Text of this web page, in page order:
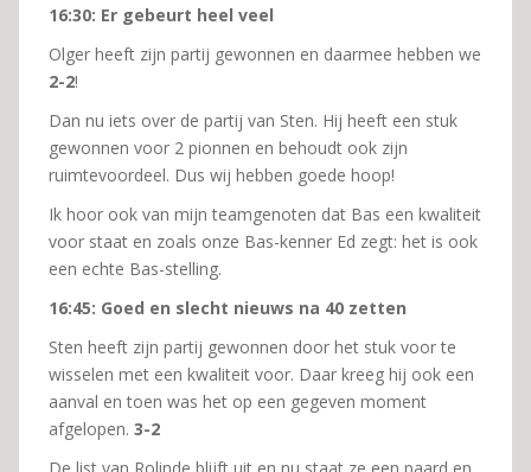
16:30: Er gebeurt heel veel
Olger heeft zijn partij gewonnen en daarmee hebben we
2-2!
Dan nu iets over de partij van Sten. Hij heeft een stuk
gewonnen voor 2 pionnen en behoudt ook zijn
ruimtevoordeel. Dus wij hebben goede hoop!
Ik hoor ook van mijn teamgenoten dat Bas een kwaliteit
voor staat en zoals onze Bas-kenner Ed zegt: het is ook
een echte Bas-stelling.
16:45: Goed en slecht nieuws na 40 zetten
Sten heeft zijn partij gewonnen door het stuk voor te
wisselen met een kwaliteit voor. Daar kreeg hij ook een
aanval en toen was het op een gegeven moment
afgelopen. 3-2